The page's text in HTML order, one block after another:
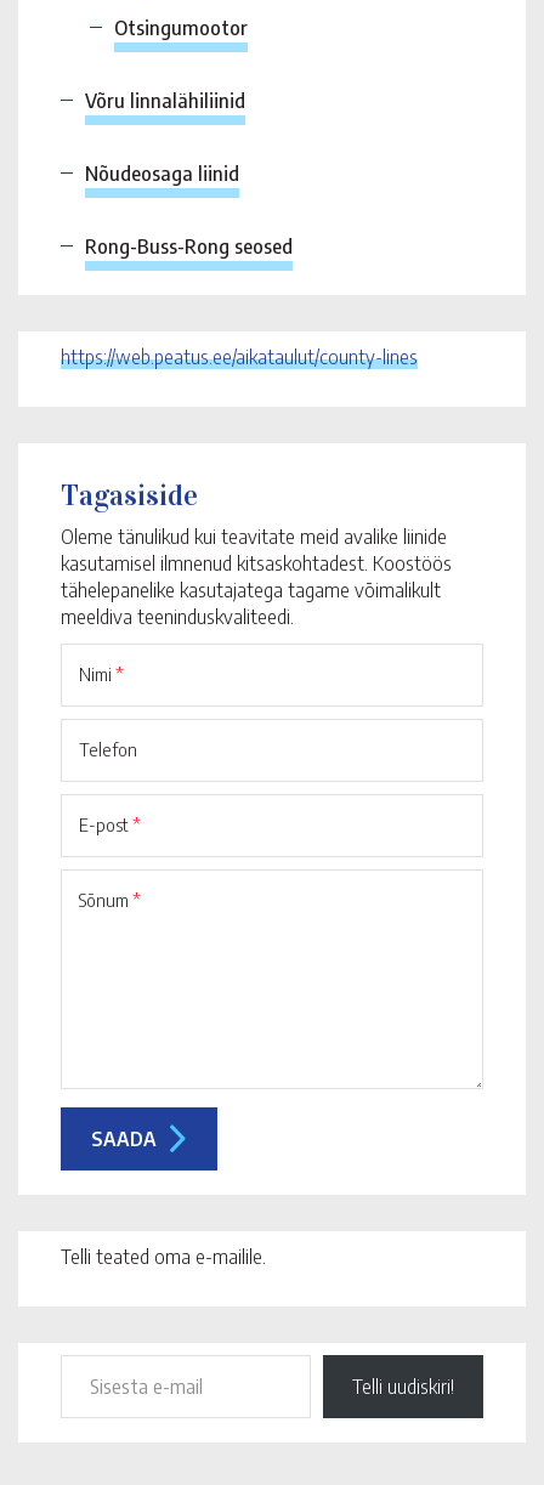
Otsingumootor
Võru linnalähiliinid
Nõudeosaga liinid
Rong-Buss-Rong seosed
https://web.peatus.ee/aikataulut/county-lines
Tagasiside
Oleme tänulikud kui teavitate meid avalike liinide
kasutamisel ilmnenud kitsaskohtadest. Koostöös
tähelepanelike kasutajatega tagame võimalikult
meeldiva teeninduskvaliteedi.
Nimi *
Telefon
E-post*
Sõnum *
Telli teated oma e-mailile.
Telli uudiskiri!